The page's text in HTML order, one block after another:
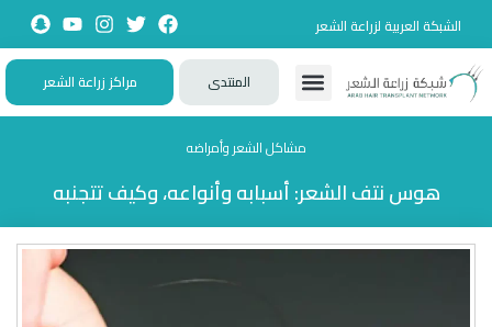
الشبكة العربية لزراعة الشعر
المنتدى مراكز زراعة الشعر
مشاكل الشعر وأمراضه
هوس نتف الشعر: أسبابه وأنواعه، وكيف تتجنبه